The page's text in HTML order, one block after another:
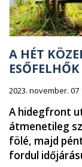
A HÉT
ESŐFELHŐK
2023. november. 07
A hidegfront
átmenetileg
fölé, majd
fordul